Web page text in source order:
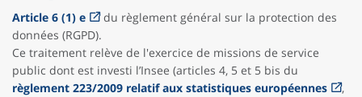
Article 6 (1) e
du règlement général sur la protection des
données (RGPD).
Ce traitement relève de l'exercice de missions de service
public dont est investi l’Insee (articles 4, 5 et 5 bis du
règlement 223/2009 relatif aux statistiques européennes
,